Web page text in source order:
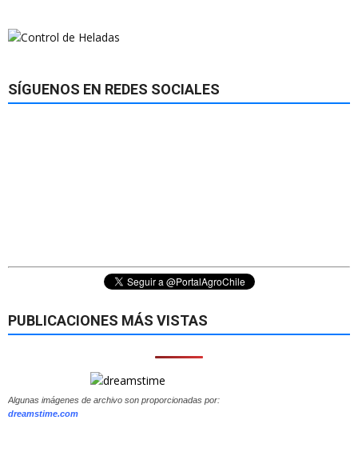
SÍGUENOS EN REDES SOCIALES
PUBLICACIONES MÁS VISTAS
Algunas imágenes de archivo son proporcionadas por:
dreamstime.com